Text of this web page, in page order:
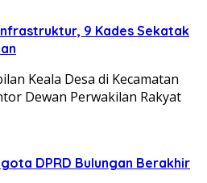
9 Kades Sekatak
Keala Desa di Kecamatan
Dewan Perwakilan Rakyat
DPRD Bulungan Berakhir